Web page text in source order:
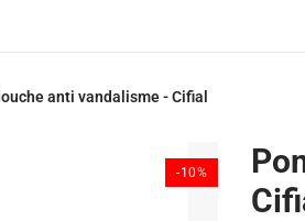
Plafonniers , spots et
Voir toute la marque
anti vandalisme - Cifial
-10%